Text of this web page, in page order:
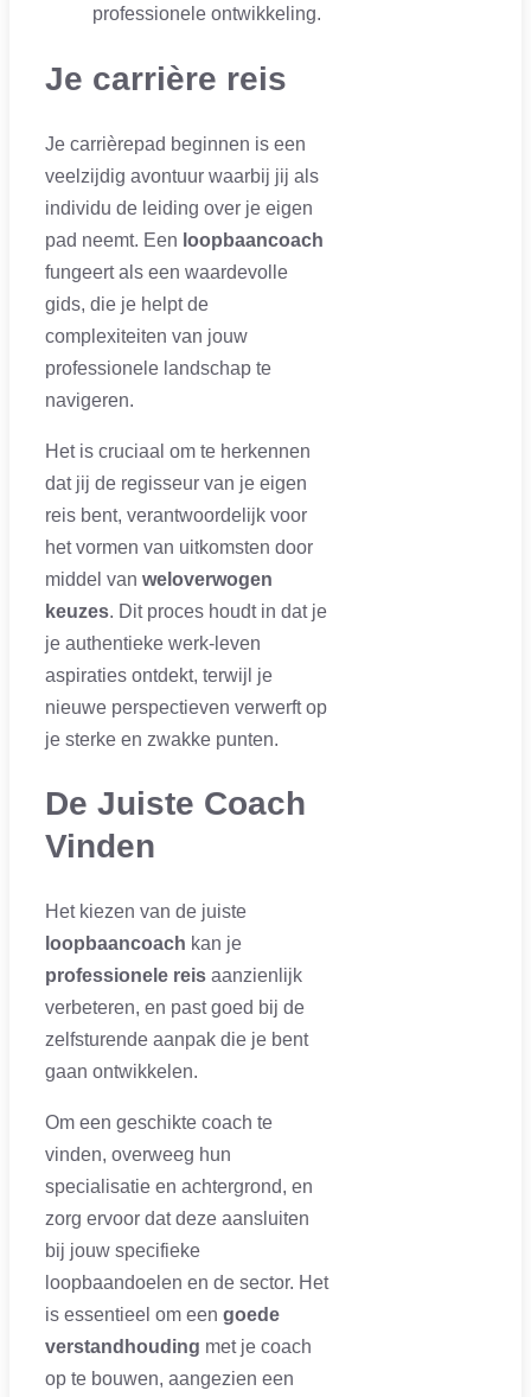
professionele ontwikkeling.
Je carrière reis
Je carrièrepad beginnen is een
veelzijdig avontuur waarbij jij als
individu de leiding over je eigen
pad neemt. Een loopbaancoach
fungeert als een waardevolle
gids, die je helpt de
complexiteiten van jouw
professionele landschap te
navigeren.
Het is cruciaal om te herkennen
dat jij de regisseur van je eigen
reis bent, verantwoordelijk voor
het vormen van uitkomsten door
middel van weloverwogen
keuzes. Dit proces houdt in dat je
je authentieke werk-leven
aspiraties ontdekt, terwijl je
nieuwe perspectieven verwerft op
je sterke en zwakke punten.
De Juiste Coach
Vinden
Het kiezen van de juiste
loopbaancoach kan je
professionele reis aanzienlijk
verbeteren, en past goed bij de
zelfsturende aanpak die je bent
gaan ontwikkelen.
Om een geschikte coach te
vinden, overweeg hun
specialisatie en achtergrond, en
zorg ervoor dat deze aansluiten
bij jouw specifieke
loopbaandoelen en de sector. Het
is essentieel om een goede
verstandhouding met je coach
op te bouwen, aangezien een